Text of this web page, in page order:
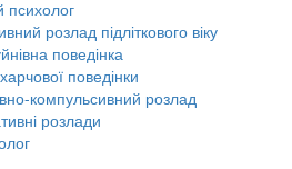
психолог
розлад підліткового віку
поведінка
поведінки
компульсивний розлад
розлади